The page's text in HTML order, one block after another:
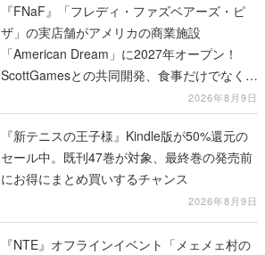
『FNaF』「フレディ・ファズベアーズ・ピ
ザ」の実店舗がアメリカの商業施設
「American Dream」に2027年オープン！
ScottGamesとの共同開発、食事だけでなくス
テージショーや没入型のホラー体験も楽しめ
る
2026年8月9日
『新テニスの王子様』Kindle版が50%還元の
セール中。既刊47巻が対象、最終巻の発売前
にお得にまとめ買いするチャンス
2026年8月9日
『NTE』オフラインイベント「メェメェ村の